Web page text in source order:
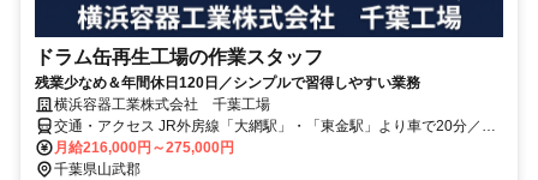
ドラム缶再生工場の作業スタッフ
残業少なめ＆年間休日120日／シンプルで習得しやすい業務
横浜容器工業株式会社 千葉工場
交通・アクセス JR外房線「大網駅」・「東金駅」より車で20分／最
寄りバス停より徒歩10分★車通勤可
月給216,000円～275,000円
千葉県山武郡